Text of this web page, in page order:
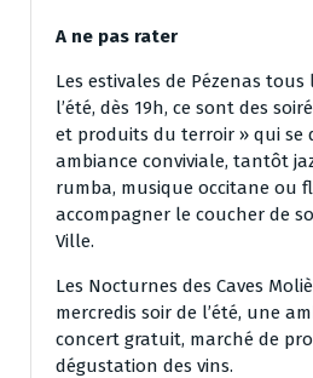
A ne pas rater
Les estivales de Pézenas
l’été, dès 19h, ce sont des
et produits du terroir » qui
ambiance conviviale, tantôt
rumba, musique occitane ou
accompagner le coucher de
Ville.
Les Nocturnes des Caves
mercredis soir de l’été, une
concert gratuit, marché de
dégustation des vins.